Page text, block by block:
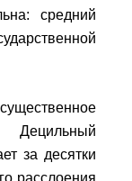
средний
за десятки